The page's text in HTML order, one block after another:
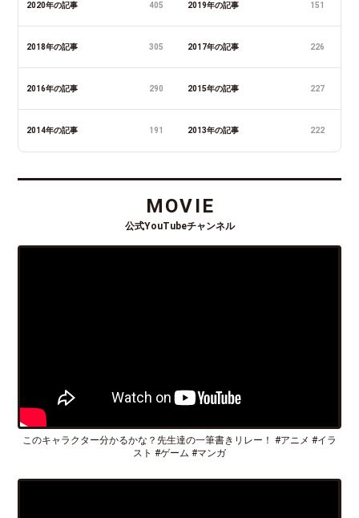
2020年の記事 405 2019年の記事 151
2018年の記事 305 2017年の記事 226
2016年の記事 290 2015年の記事 227
2014年の記事 191 2013年の記事 222
MOVIE
公式YouTubeチャンネル
このキャラクター分かるかな？先生達の一筆書きリレー！ #アニメ #イラ
スト #ゲーム #マンガ